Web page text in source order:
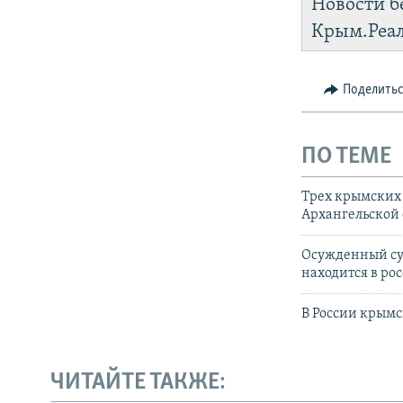
Telegram
Новости
ПО ТЕМЕ
Трех крымских
Архангельской
Осужденный
находится в
В России
ЧИТАЙТЕ ТАКЖЕ: